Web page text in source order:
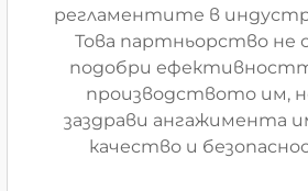
регламентите в
Това партньорство не
подобри
производството им,
заздрави ангажимента
качество и